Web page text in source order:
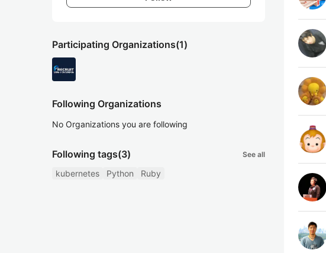
Participating Organizations(1)
Following Organizations
No Organizations you are following
Following tags(3) See all
kubernetes Python Ruby